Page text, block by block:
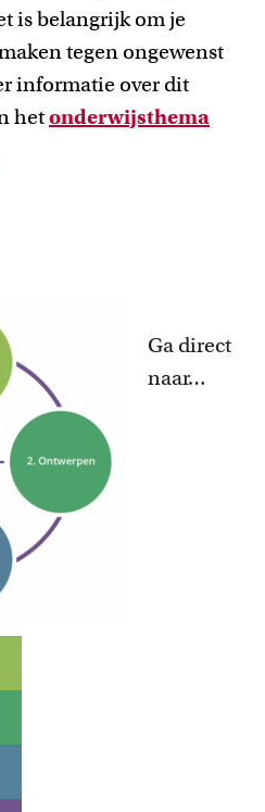
is belangrijk om je
tegen ongewenst
informatie over dit
hetonderwijsthema
Ga direct
naar…